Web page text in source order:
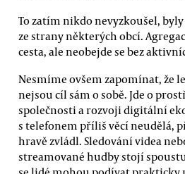
To zatím nikdo nevyzkoušel,
ze strany některých obcí.
cesta, ale neobejde se bez
Nesmíme ovšem zapomínat, že
nejsou cíl sám o sobě. Jde o
společnosti a rozvoji digitální
s telefonem příliš věcí neudělá,
hravě zvládl. Sledování videa
streamované hudby stojí